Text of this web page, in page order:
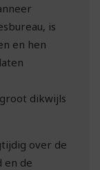
is
en hen
dikwijls
over de
en de